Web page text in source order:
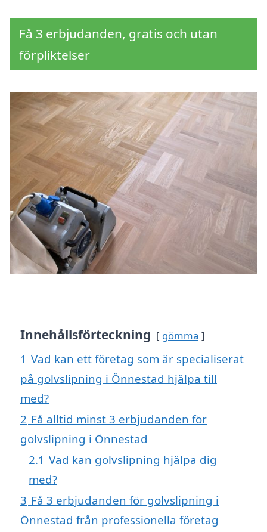
Få 3 erbjudanden, gratis och utan
förpliktelser
Innehållsförteckning gömma
1 Vad kan ett företag som är specialiserat
på golvslipning i Önnestad hjälpa till
med?
2 Få alltid minst 3 erbjudanden för
golvslipning i Önnestad
2.1 Vad kan golvslipning hjälpa dig
med?
3 Få 3 erbjudanden för golvslipning i
Önnestad från professionella företag